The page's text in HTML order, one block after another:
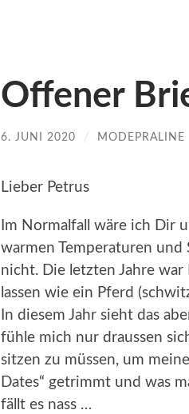
Offener
6. JUNI 2020 / MODEPRALINE
Lieber Petrus
Im Normalfall wäre ich Dir
warmen Temperaturen und
nicht. Die letzten Jahre
lassen wie ein Pferd
In diesem Jahr sieht das
fühle mich nur draussen
sitzen zu müssen, um
Dates“ getrimmt und was
fällt es nass …